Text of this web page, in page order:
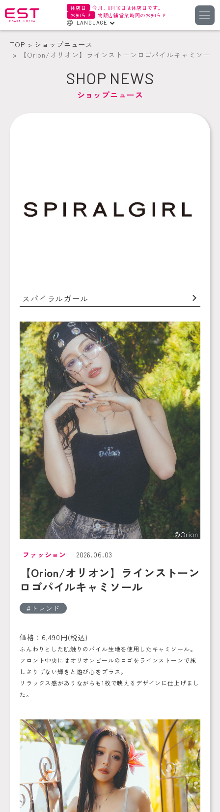
休店日
今月、8月18日は休店日です。
お知らせ
物販店舗営業時間のお知らせ
LANGUAGE
한국어
TOP
ショップニュース
【Orion/オリオン】ラインストーンロゴパイルキャミソール
SHOP NEWS
ショップニュース
スパイラルガール
ファッション 2026.06.03
【Orion/オリオン】ラインストーン
ロゴパイルキャミソール
トレンド
価格：6,490円(税込)
ふんわりとした肌触りのパイル生地を使用したキャミソール。
フロント中央にはオリオンビールのロゴをラインストーンで施
しさりげない輝きと遊び心をプラス。
リラックス感がありながらも1枚で映えるデザインに仕上げまし
た。